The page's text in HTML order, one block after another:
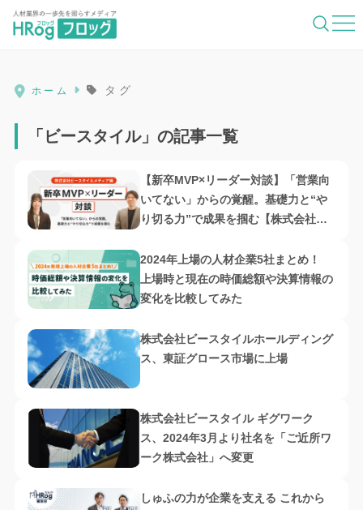
HRog | 人材業界の一歩先を照らすメディ
ホーム タグ
「ビースタイル」の記事一覧
【新卒MVP×リーダー対談】「営業向
いてない」からの覚醒。基礎力と“や
り切る力”で成果を掴む【株式会社ビ
2024年上場の人材企業5社まとめ！
上場時と現在の時価総額や決算情報の
変化を比較してみた
株式会社ビースタイルホールディング
ス、東証グロース市場に上場
株式会社ビースタイル ギグワーク
ス、2024年3月より社名を「ご近所ワ
ーク株式会社」へ変更
しゅふの力が企業を支える これから